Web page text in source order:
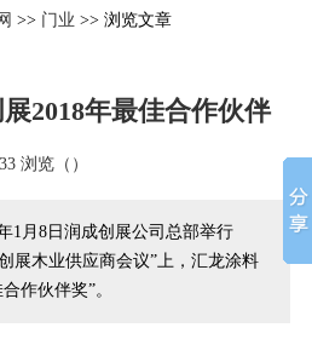
>> 门业 >> 浏览文章
2018年最佳合作伙伴
浏览（ ）
1月8日润成创展公司总部举行
木业供应商会议”上，汇龙涂料
作伙伴奖”。